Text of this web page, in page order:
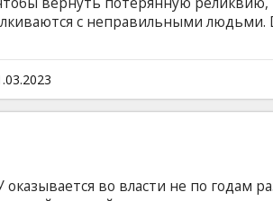
с неправильными людьми.
на большой экран в веселом и
языке с субтитрами на
во власти не по годам